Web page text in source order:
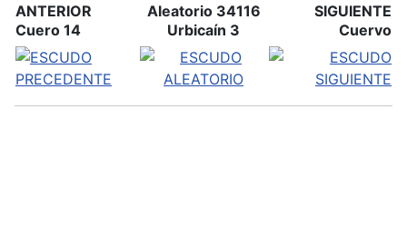
ANTERIOR
Cuero 14
Aleatorio 34116
Urbicaín 3
SIGUIENTE
Cuervo